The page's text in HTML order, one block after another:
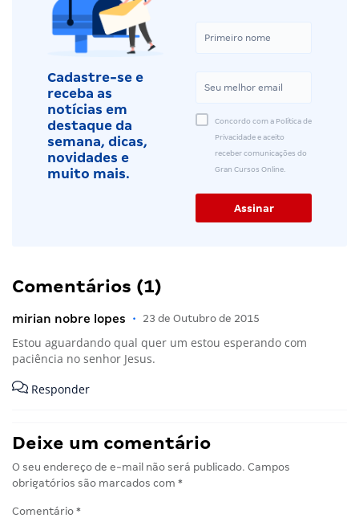
Cadastre-se e
receba as
notícias em
destaque da
semana, dicas,
novidades e
muito mais.
Concordo com a Política de
Privacidade e aceito
receber comunicações do
Gran Cursos Online.
Comentários (1)
mirian nobre lopes • 23 de Outubro de 2015
Estou aguardando qual quer um estou esperando com
paciência no senhor Jesus.
Responder
Deixe um comentário
O seu endereço de e-mail não será publicado. Campos
obrigatórios são marcados com *
Comentário *